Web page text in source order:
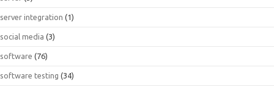
server integration (1)
social media (3)
software (76)
software testing (34)